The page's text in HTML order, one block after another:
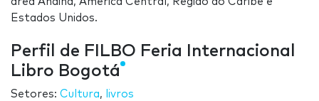
Estados Unidos.
Perfil de FILBO Feria Internacional
Libro Bogotá
Setores: Cultura, livros